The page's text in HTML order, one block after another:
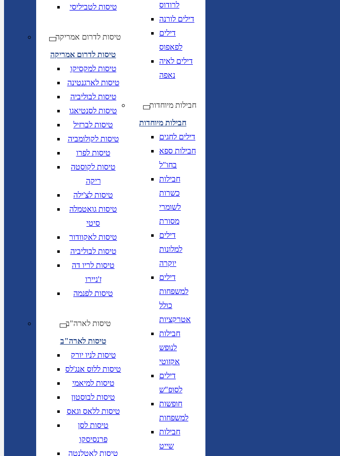
טיסות לטביליסי
טיסות לדרום אמריקה
טיסות לדרום אמריקה
טיסות למקסיקו
טיסות לארגנטינה
טיסות לבוליביה
טיסות לסנטיאגו
טיסות לברזיל
טיסות לקולומביה
טיסות לפרו
טיסות לקוסטה
ריקה
טיסות לצ'ילה
טיסות גואטמלה
סיטי
טיסות לאקוודור
טיסות לבוליביה
טיסות לריו דה
ז'ניירו
טיסות לפנמה
טיסות לארה"ב
טיסות לארה"ב
טיסות לניו יורק
טיסות ללוס אנג'לס
טיסות למיאמי
טיסות לבוסטון
טיסות ללאס וגאס
טיסות לסן
פרנסיסקו
טיסות לאטלנטה
לרודוס
דילים לורנה
דילים
לפאפוס
דילים לאיה
נאפה
חבילות מיוחדות
חבילות מיוחדות
דילים לחגים
חבילות ספא
בחו"ל
חבילות
כשרות
לשומרי
מסורת
דילים
למלונות
יוקרה
דילים
למשפחות
כולל
אטרקציות
חבילות
לנופש
אקזוטי
דילים
לסופ"ש
חופשות
למשפחות
חבילות
שייט